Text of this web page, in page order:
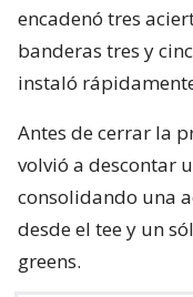
encadenó tres
banderas tres y
instaló
Antes de cerrar la
volvió a descontar
consolidando una
desde el tee y un
greens.